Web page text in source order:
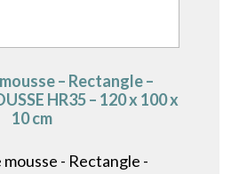
– Rectangle –
HR35 – 120 x 100 x
10 cm
- Rectangle -